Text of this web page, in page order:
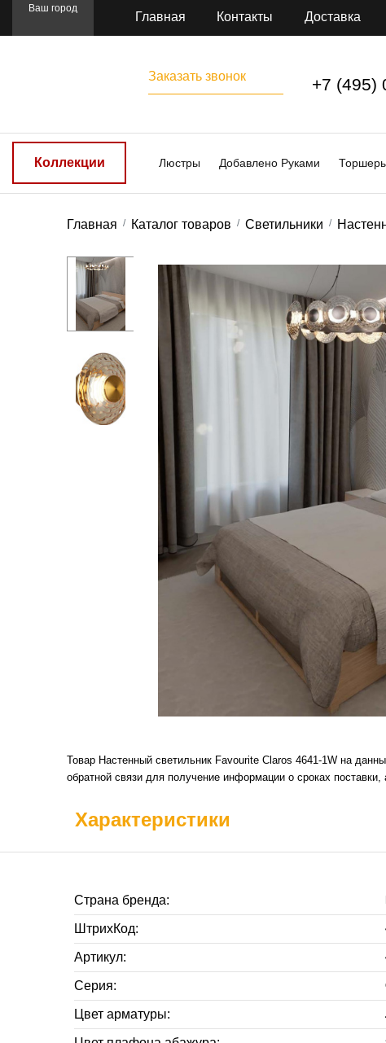
Ваш город
Главная Контакты Доставка
Заказать звонок +7 (495)
Коллекции Люстры Добавлено Руками
Главная Каталог товаров Светильники
Товар Настенный светильник Favourite Claros 4641-1W на
обратной связи для получение информации о сроках
Характеристики
Страна бренда:
ШтрихКод:
Артикул:
Серия:
Цвет арматуры: